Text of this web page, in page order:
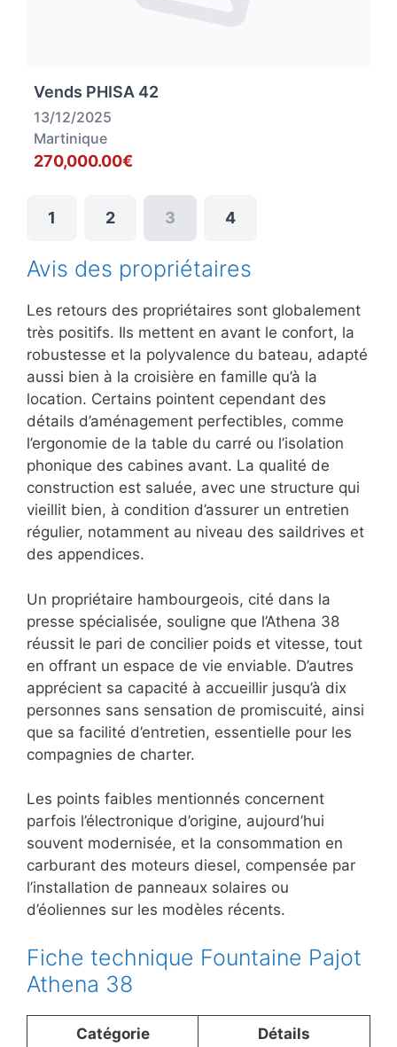
Vends PHISA 42
13/12/2025
Martinique
270,000.00€
1 2 3 4
Avis des propriétaires
Les retours des propriétaires sont globalement
très positifs. Ils mettent en avant le confort, la
robustesse et la polyvalence du bateau, adapté
aussi bien à la croisière en famille qu’à la
location. Certains pointent cependant des
détails d’aménagement perfectibles, comme
l’ergonomie de la table du carré ou l’isolation
phonique des cabines avant. La qualité de
construction est saluée, avec une structure qui
vieillit bien, à condition d’assurer un entretien
régulier, notamment au niveau des saildrives et
des appendices.
Un propriétaire hambourgeois, cité dans la
presse spécialisée, souligne que l’Athena 38
réussit le pari de concilier poids et vitesse, tout
en offrant un espace de vie enviable. D’autres
apprécient sa capacité à accueillir jusqu’à dix
personnes sans sensation de promiscuité, ainsi
que sa facilité d’entretien, essentielle pour les
compagnies de charter.
Les points faibles mentionnés concernent
parfois l’électronique d’origine, aujourd’hui
souvent modernisée, et la consommation en
carburant des moteurs diesel, compensée par
l’installation de panneaux solaires ou
d’éoliennes sur les modèles récents.
Fiche technique Fountaine Pajot
Athena 38
Catégorie Détails